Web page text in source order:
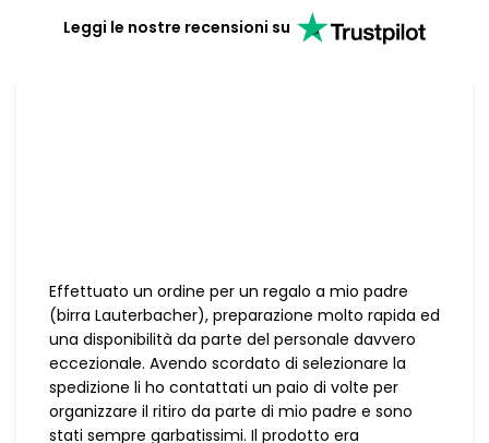
Leggi le nostre recensioni su
Effettuato un ordine per un regalo a mio padre
(birra Lauterbacher), preparazione molto rapida ed
una disponibilità da parte del personale davvero
eccezionale. Avendo scordato di selezionare la
spedizione li ho contattati un paio di volte per
organizzare il ritiro da parte di mio padre e sono
stati sempre garbatissimi. Il prodotto era